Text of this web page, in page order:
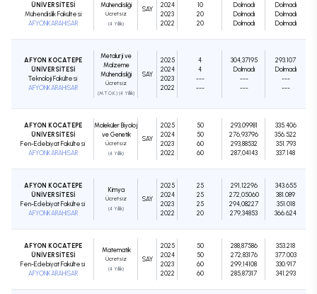
ÜNİVERSİTESİ
Mühendislik Fakültesi
AFYONKARAHİSAR
Mühendisliği
Ücretsiz
(4 Yıllık)
SAY
2024
2023
2022
10
20
20
Dolmadı
Dolmadı
Dolmadı
Dolmadı
Dolmadı
Dolmadı
AFYON KOCATEPE
ÜNİVERSİTESİ
Teknoloji Fakültesi
AFYONKARAHİSAR
Metalurji ve
Malzeme
Mühendisliği
Ücretsiz
(M.T.O.K.) (4 Yıllık)
SAY
2025
2024
2023
2022
4
4
---
---
304,37195
Dolmadı
---
---
293.107
Dolmadı
---
---
AFYON KOCATEPE
ÜNİVERSİTESİ
Fen-Edebiyat Fakültesi
AFYONKARAHİSAR
Moleküler Biyoloji
ve Genetik
Ücretsiz
(4 Yıllık)
SAY
2025
2024
2023
2022
50
50
60
60
293,09981
276,93796
293,88532
287,04143
335.406
356.522
351.793
337.148
AFYON KOCATEPE
ÜNİVERSİTESİ
Fen-Edebiyat Fakültesi
AFYONKARAHİSAR
Kimya
Ücretsiz
(4 Yıllık)
SAY
2025
2024
2023
2022
25
25
25
20
291,12296
272,05060
294,08227
279,34853
343.655
381.089
351.018
366.624
AFYON KOCATEPE
ÜNİVERSİTESİ
Fen-Edebiyat Fakültesi
AFYONKARAHİSAR
Matematik
Ücretsiz
(4 Yıllık)
SAY
2025
2024
2023
2022
50
50
60
60
288,87586
272,83176
299,14108
285,87317
353.218
377.003
330.917
341.293